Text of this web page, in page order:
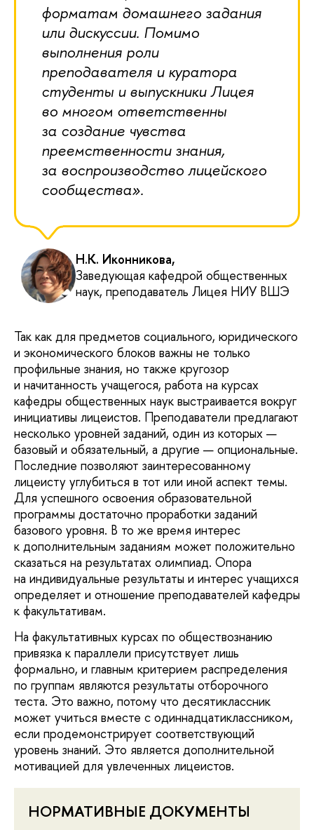
форматам домашнего задания
или дискуссии. Помимо
выполнения роли
преподавателя и куратора
студенты и выпускники Лицея
во многом ответственны
за создание чувства
преемственности знания,
за воспроизводство лицейского
сообщества».
Н.К. Иконникова,
Заведующая кафедрой общественных
наук, преподаватель Лицея НИУ ВШЭ
Так как для предметов социального, юридического
и экономического блоков важны не только
профильные знания, но также кругозор
и начитанность учащегося, работа на курсах
кафедры общественных наук выстраивается вокруг
инициативы лицеистов. Преподаватели предлагают
несколько уровней заданий, один из которых —
базовый и обязательный, а другие — опциональные.
Последние позволяют заинтересованному
лицеисту углубиться в тот или иной аспект темы.
Для успешного освоения образовательной
программы достаточно проработки заданий
базового уровня. В то же время интерес
к дополнительным заданиям может положительно
сказаться на результатах олимпиад. Опора
на индивидуальные результаты и интерес учащихся
определяет и отношение преподавателей кафедры
к факультативам.
На факультативных курсах по обществознанию
привязка к параллели присутствует лишь
формально, и главным критерием распределения
по группам являются результаты отборочного
теста. Это важно, потому что десятиклассник
может учиться вместе с одиннадцатиклассником,
если продемонстрирует соответствующий
уровень знаний. Это является дополнительной
мотивацией для увлеченных лицеистов.
НОРМАТИВНЫЕ ДОКУМЕНТЫ